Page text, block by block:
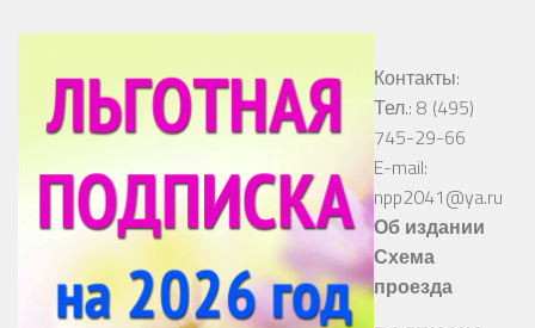
Контакты:
Тел.: 8 (495)
745-29-66
E-mail:
npp2041@ya.ru
Об издании
Схема
проезда